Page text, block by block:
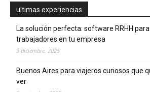
ultimas experiencias
La solución perfecta: software RRHH
trabajadores en tu empresa
9 diciembre, 2025
Buenos Aires para viajeros curiosos que
ver